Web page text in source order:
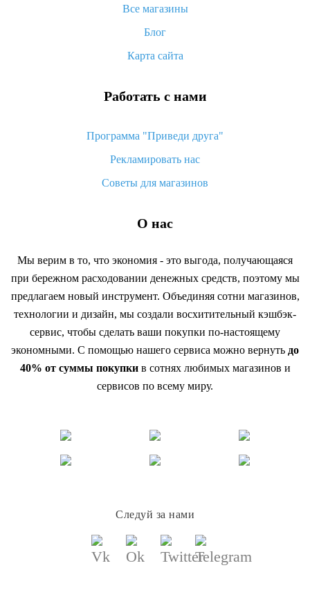
возврата денег
Все магазины
Блог
Карта сайта
Работать с нами
Программа "Приведи друга"
Рекламировать нас
Советы для магазинов
О нас
Мы верим в то, что экономия - это выгода, получающаяся
при бережном расходовании денежных средств, поэтому мы
предлагаем новый инструмент. Объединяя сотни магазинов,
технологии и дизайн, мы создали восхитительный кэшбэк-
сервис, чтобы сделать ваши покупки по-настоящему
экономными. С помощью нашего сервиса можно вернуть до
40% от суммы покупкив сотнях любимых магазинов и
сервисов по всему миру.
Следуй за нами